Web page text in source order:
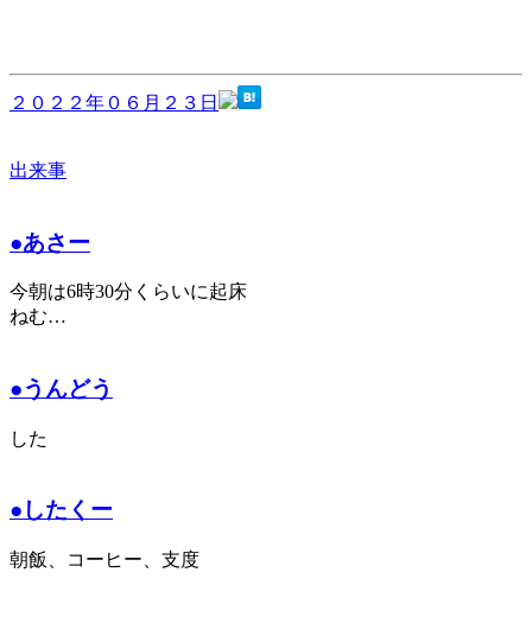
２０２２年０６月２３日
出来事
●あさー
今朝は6時30分くらいに起床
ねむ…
●うんどう
した
●したくー
朝飯、コーヒー、支度